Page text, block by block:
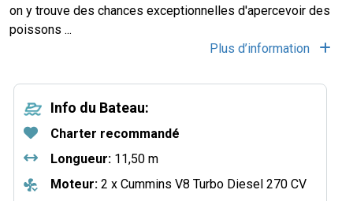
on y trouve des chances exceptionnelles d'apercevoir des
poissons ...
Plus d’information
Info du Bateau:
Charter recommandé
Longueur: 11,50 m
Moteur: 2 x Cummins V8 Turbo Diesel 270 CV